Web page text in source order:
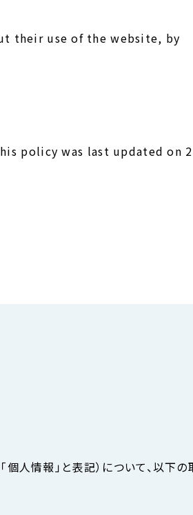
their use of the website, by
policy was last updated on
人情報」と表記）について、以下の